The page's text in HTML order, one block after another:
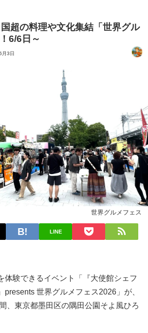
超の料理や文化集結「世界グル
6/6日～
月3日
世界グルメフェス
LINE
体験できるイベント「『大使館シェフ
presents 世界グルメフェス2026」が、
、東京都墨田区の隅田公園そよ風ひろ